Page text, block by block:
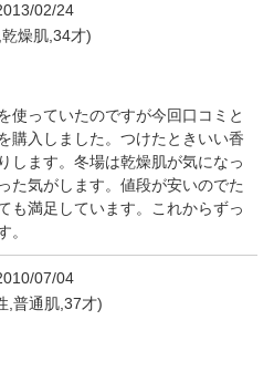
02/24
燥肌,34才)
使っていたのですが今回口コミと
購入しました。つけたときいい香
します。冬場は乾燥肌が気になっ
た気がします。値段が安いのでた
も満足しています。これからずっ
。
07/04
,普通肌,37才)